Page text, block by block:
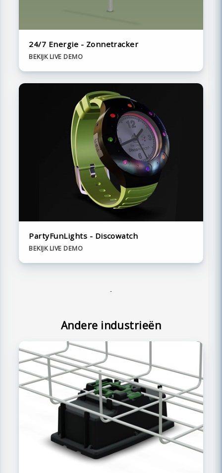
24/7 Energie - Zonnetracker
BEKIJK LIVE DEMO
PartyFunLights - Discowatch
BEKIJK LIVE DEMO
Andere industrieën